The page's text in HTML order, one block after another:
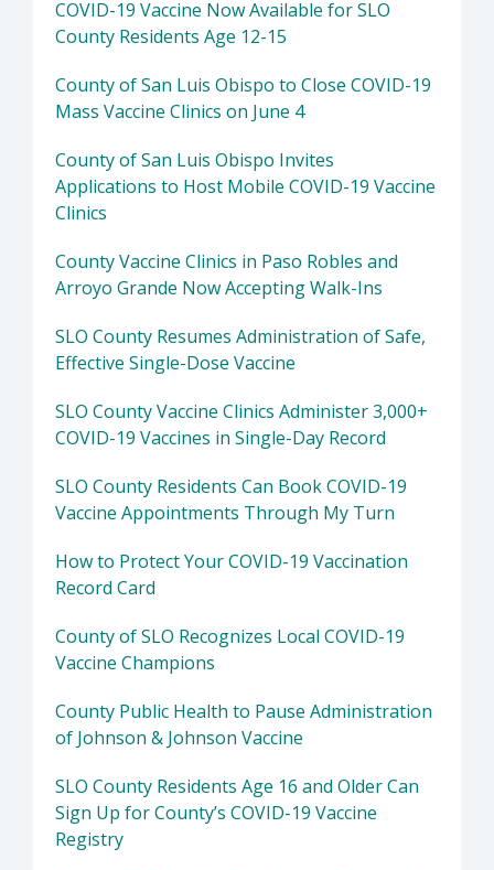
COVID-19 Vaccine Now Available for SLO
County Residents Age 12-15
County of San Luis Obispo to Close COVID-19
Mass Vaccine Clinics on June 4
County of San Luis Obispo Invites
Applications to Host Mobile COVID-19 Vaccine
Clinics
County Vaccine Clinics in Paso Robles and
Arroyo Grande Now Accepting Walk-Ins
SLO County Resumes Administration of Safe,
Effective Single-Dose Vaccine
SLO County Vaccine Clinics Administer 3,000+
COVID-19 Vaccines in Single-Day Record
SLO County Residents Can Book COVID-19
Vaccine Appointments Through My Turn
How to Protect Your COVID-19 Vaccination
Record Card
County of SLO Recognizes Local COVID-19
Vaccine Champions
County Public Health to Pause Administration
of Johnson & Johnson Vaccine
SLO County Residents Age 16 and Older Can
Sign Up for County’s COVID-19 Vaccine
Registry